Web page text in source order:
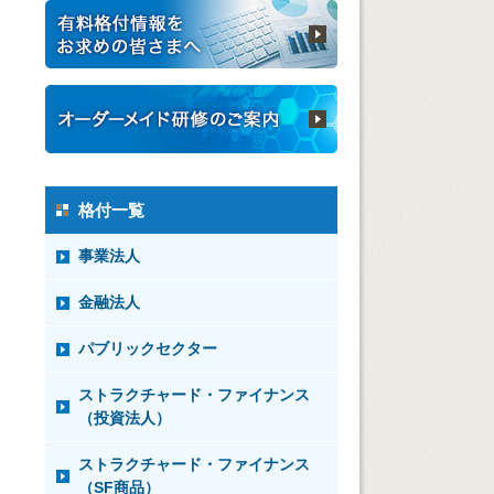
格付一覧
事業法人
金融法人
パブリックセクター
ストラクチャード・ファイナンス
（投資法人）
ストラクチャード・ファイナンス
（SF商品）